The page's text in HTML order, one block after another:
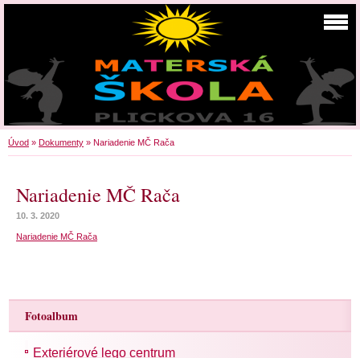
Úvod » Dokumenty » Nariadenie MČ Rača
Nariadenie MČ Rača
10. 3. 2020
Nariadenie MČ Rača
Fotoalbum
Exteriérové lego centrum